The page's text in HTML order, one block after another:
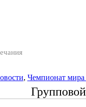
, Чемпионат мира